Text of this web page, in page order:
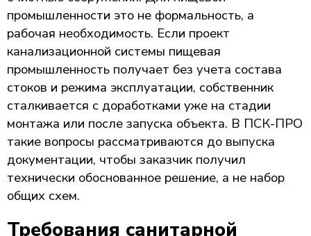
промышленности это не формальность, а
рабочая необходимость. Если проект
канализационной системы пищевая
промышленность получает без учета состава
стоков и режима эксплуатации, собственник
сталкивается с доработками уже на стадии
монтажа или после запуска объекта. В ПСК-ПРО
такие вопросы рассматриваются до выпуска
документации, чтобы заказчик получил
технически обоснованное решение, а не набор
общих схем.
Требования санитарной